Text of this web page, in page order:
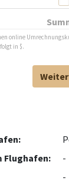
online
in $.
Flughafen:
-
-